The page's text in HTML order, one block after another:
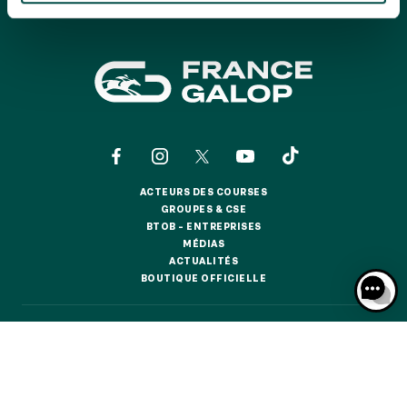
LA GARDEN PARTY - CYGAMES GRAND PRIX DE PARIS -
TOUS NOS ÉVÉNEMENTS
ABONNEMENTS ANNUELS
ACTEURS DES COURSES
ACTEURS DES COURSES
GROUPES & CSE
GROUPES & CSE
BTOB – ENTREPRISES
BTOB – ENTREPRISES
MÉDIAS
MÉDIAS
ACTUALITÉS
ACTUALITÉS
BOUTIQUE OFFICIELLE